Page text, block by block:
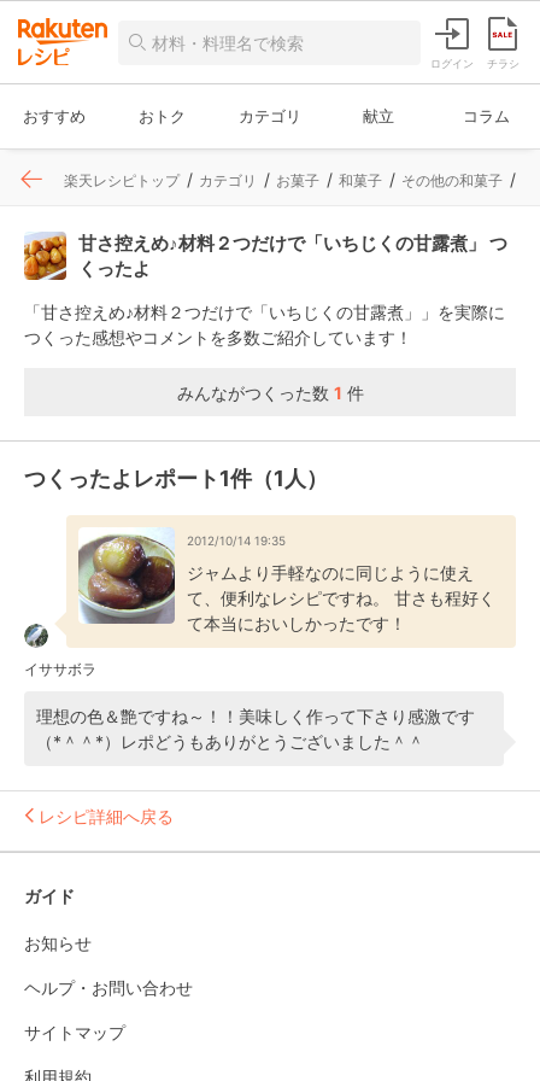
ログイン チラシ
おすすめ おトク カテゴリ 献立 コラム
楽天レシピトップ カテゴリ お菓子 和菓子 その他の和菓子
甘さ控えめ♪材料２つだけで「いちじくの甘露煮」 つ
くったよ
「甘さ控えめ♪材料２つだけで「いちじくの甘露煮」」を実際に
つくった感想やコメントを多数ご紹介しています！
みんながつくった数 1 件
つくったよレポート1件（1人）
2012/10/14 19:35
ジャムより手軽なのに同じように使え
て、便利なレシピですね。 甘さも程好く
て本当においしかったです！
イササボラ
理想の色＆艶ですね～！！美味しく作って下さり感激です
（*＾＾*）レポどうもありがとうございました＾＾
レシピ詳細へ戻る
ガイド
お知らせ
ヘルプ・お問い合わせ
サイトマップ
利用規約